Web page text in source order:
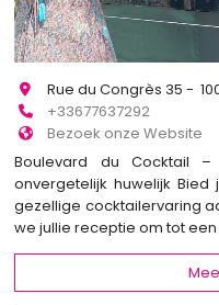
Rue du Congrès 35 -
+33677637292
Bezoek onze Website
Boulevard du Cocktail
onvergetelijk huwelijk
gezellige cocktailervaring
we jullie receptie om tot